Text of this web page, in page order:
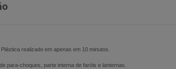
realizado em apenas em 10 minutos.
para-choques, parte interna de faróis e lanternas.